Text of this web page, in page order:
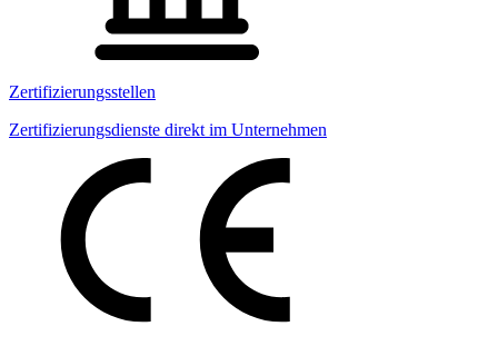
Zertifizierungsstellen
Zertifizierungsdienste direkt im Unternehmen